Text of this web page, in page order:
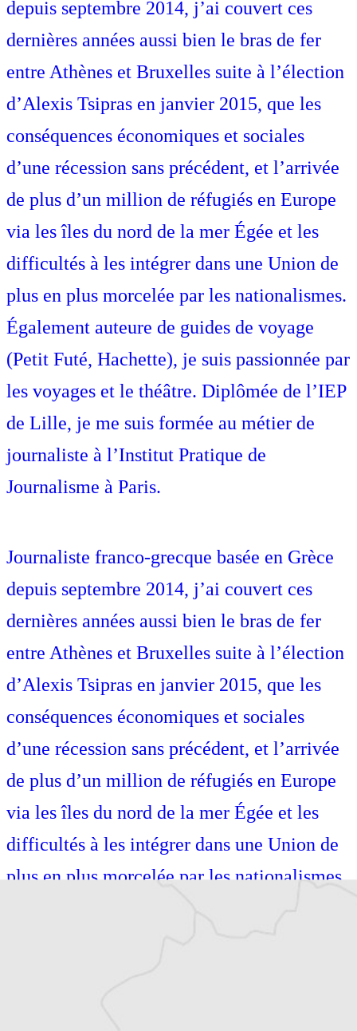
depuis septembre 2014, j’ai couvert ces
dernières années aussi bien le bras de fer
entre Athènes et Bruxelles suite à l’élection
d’Alexis Tsipras en janvier 2015, que les
conséquences économiques et sociales
d’une récession sans précédent, et l’arrivée
de plus d’un million de réfugiés en Europe
via les îles du nord de la mer Égée et les
difficultés à les intégrer dans une Union de
plus en plus morcelée par les nationalismes.
Également auteure de guides de voyage
(Petit Futé, Hachette), je suis passionnée par
les voyages et le théâtre. Diplômée de l’IEP
de Lille, je me suis formée au métier de
journaliste à l’Institut Pratique de
Journalisme à Paris.
Journaliste franco-grecque basée en Grèce
depuis septembre 2014, j’ai couvert ces
dernières années aussi bien le bras de fer
entre Athènes et Bruxelles suite à l’élection
d’Alexis Tsipras en janvier 2015, que les
conséquences économiques et sociales
d’une récession sans précédent, et l’arrivée
de plus d’un million de réfugiés en Europe
via les îles du nord de la mer Égée et les
difficultés à les intégrer dans une Union de
plus en plus morcelée par les nationalismes.